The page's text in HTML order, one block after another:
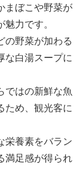
まぼこや野菜が
力です。
の野菜が加わる
な白湯スープに
ではの新鮮な魚
ため、観光客に
栄養素をバラン
満足感が得られ